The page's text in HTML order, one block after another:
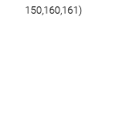
150,160,161)